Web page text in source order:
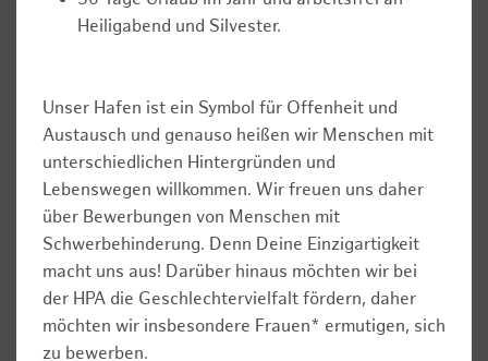
Heiligabend und Silvester.
Unser Hafen ist ein Symbol für Offenheit und
Austausch und genauso heißen wir Menschen mit
unterschiedlichen Hintergründen und
Lebenswegen willkommen. Wir freuen uns daher
über Bewerbungen von Menschen mit
Schwerbehinderung. Denn Deine Einzigartigkeit
macht uns aus! Darüber hinaus möchten wir bei
der HPA die Geschlechtervielfalt fördern, daher
möchten wir insbesondere Frauen* ermutigen, sich
zu bewerben.